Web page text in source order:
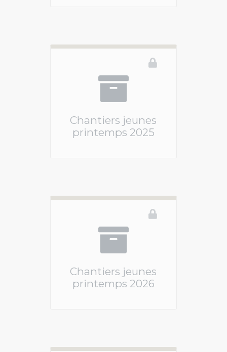
Chantiers jeunes
printemps 2025
Chantiers jeunes
printemps 2026